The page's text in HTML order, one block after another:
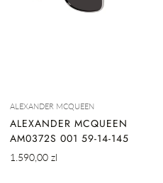
ALEXANDER MCQUEEN
ALEXANDER MCQUEEN
AM0372S 001 59-14-145
Cena
1.590,00 zl